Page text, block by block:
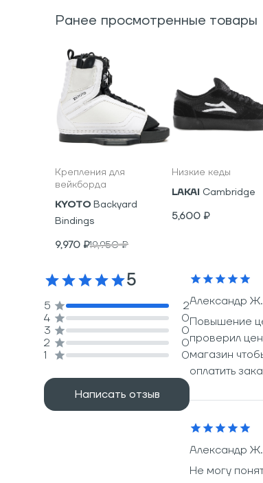
Ранее просмотренные товары
Крепления для
вейкборда
KYOTO Backyard
Bindings
9,970 ₽19,950₽
Низкие кеды
LAKAI Cambridge
5,600 ₽
5
5
2
4
0
3
0
2
0
1
0
Написать отзыв
Александр Ж.
Повышение
проверил
магазин
оплатить
Александр Ж.
Не могу